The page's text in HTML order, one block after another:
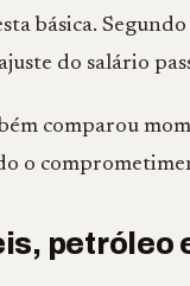
básica.
do salário
comparou
o
petróleo